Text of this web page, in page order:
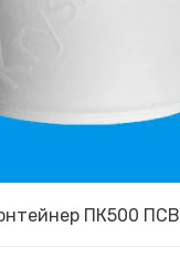
ПК500 ПСВ